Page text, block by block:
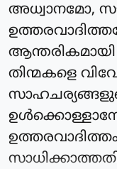
അധ്വാനമോ,
തിന്മകളെ